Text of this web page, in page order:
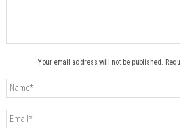
Your email address will not be published.